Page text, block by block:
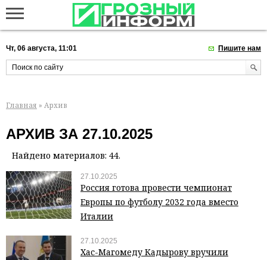
Чт, 06 августа, 11:01 Пишите нам
Главная » Архив
АРХИВ ЗА 27.10.2025
Найдено материалов: 44.
27.10.2025
Россия готова провести чемпионат
Европы по футболу 2032 года вместо
Италии
27.10.2025
Хас-Магомеду Кадырову вручили